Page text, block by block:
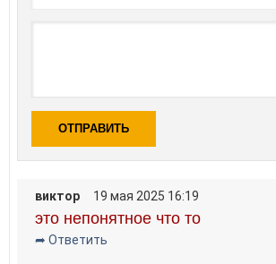
ОТПРАВИТЬ
виктор 19 мая 2025 16:19
это непонятное что то
➦ Ответить